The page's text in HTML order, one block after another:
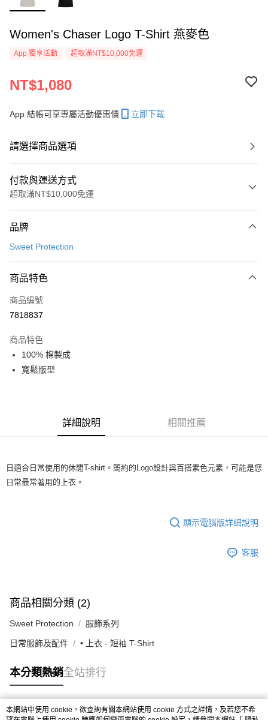
Women's Chaser Logo T-Shirt 燕麥色
App 獨享活動 超取滿NT$10,000免運
NT$1,080
App 結帳可享專屬活動優惠價 立即下載
請選擇商品選項
付款與運送方式
超取滿NT$10,000免運
信用卡一次付款
LINE Pay
Apple Pay
運送方式
全家店到店
每筆NT$80，滿NT$10,000(含以上)免運費
每筆NT$80，滿NT$10,000(含以上)免運費
付款後7-11取貨
品牌
Sweet Protection
商品特色
商品編號
7818837
商品特色
100% 棉製成
寬鬆版型
詳細說明 相關推薦
日適合日常使用的休閒T-shirt。簡約的Logo設計與百搭素色元素，可能是您
日常最常著用的上衣。
顯示電腦版詳細說明
客服
商品相關分類 (2)
Sweet Protection 服飾系列
日常服飾及配件 • 上衣 - 短袖 T-Shirt
本分類熱銷全站排行
本網站中使用 cookie，欲查詢有關本網站使用 cookie 方式之詳情，及若您不希